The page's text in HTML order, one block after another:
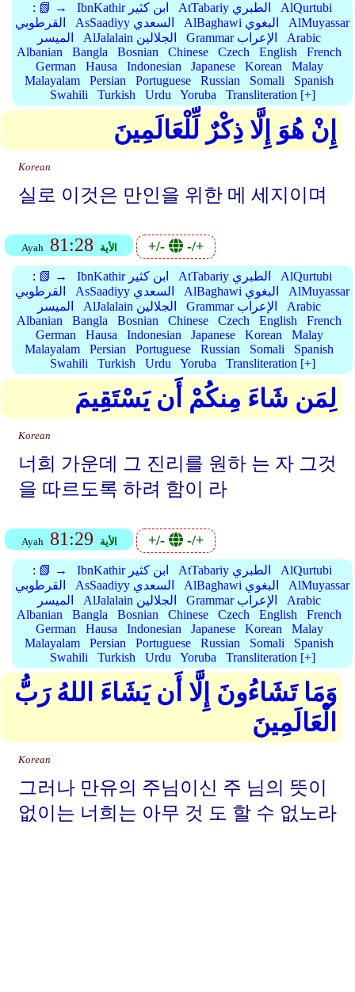
: 📗 → IbnKathir ابن كثير AtTabariy الطبري
AlQurtubi
القرطوبي
AsSaadiyy السعدي AlBaghawi البغوي
AlMuyassar
الميسر
AlJalalain الجلالين Grammar الإعراب
Arabic
Albanian
Bangla Bosnian Chinese Czech English
French
German
Hausa Indonesian Japanese Korean
Malay
Malayalam
Persian Portuguese Russian Somali
Spanish
Swahili
Turkish Urdu Yoruba Transliteration [+]
إِنْ هُوَ إِلَّا ذِكْرٌ لِّلْعَالَمِينَ
Korean
실로 이것은 만인을 위한 메 세지이며
Ayah 81:28 الأية +/- -/+
: 📗 → IbnKathir ابن كثير AtTabariy الطبري
AlQurtubi
القرطوبي
AsSaadiyy السعدي AlBaghawi البغوي
AlMuyassar
الميسر
AlJalalain الجلالين Grammar الإعراب
Arabic
Albanian
Bangla Bosnian Chinese Czech English
French
German
Hausa Indonesian Japanese Korean
Malay
Malayalam
Persian Portuguese Russian Somali
Spanish
Swahili
Turkish Urdu Yoruba Transliteration [+]
لِمَن شَاءَ مِنكُمْ أَن يَسْتَقِيمَ
Korean
너희 가운데 그 진리를 원하 는 자 그것
을 따르도록 하려 함이 라
Ayah 81:29 الأية +/- -/+
: 📗 → IbnKathir ابن كثير AtTabariy الطبري
AlQurtubi
القرطوبي
AsSaadiyy السعدي AlBaghawi البغوي
AlMuyassar
الميسر
AlJalalain الجلالين Grammar الإعراب
Arabic
Albanian
Bangla Bosnian Chinese Czech English
French
German
Hausa Indonesian Japanese Korean
Malay
Malayalam
Persian Portuguese Russian Somali
Spanish
Swahili
Turkish Urdu Yoruba Transliteration [+]
وَمَا تَشَاءُونَ إِلَّا أَن يَشَاءَ اللهُ رَبُّ
الْعَالَمِينَ
Korean
그러나 만유의 주님이신 주 님의 뜻이
없이는 너희는 아무 것 도 할 수 없노라